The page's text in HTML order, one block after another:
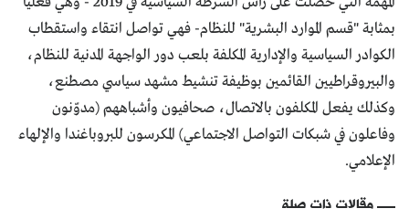
بمثابة "قسم الموارد البشرية" للنظام- فهي تواصل انتقاء واستقطاب
الكوادر السياسية والإدارية المكلفة بلعب دور الواجهة المدنية للنظام،
والبيروقراطيين القائمين بوظيفة تنشيط مشهد سياسي مصطنع،
وكذلك يفعل المكلفون بالاتصال، صحافيون وأشباههم (مدوّنون
وفاعلون في شبكات التواصل الاجتماعي) المكرسون للبروباغندا والإلهاء
الإعلامي.
مقالات ذات صلة